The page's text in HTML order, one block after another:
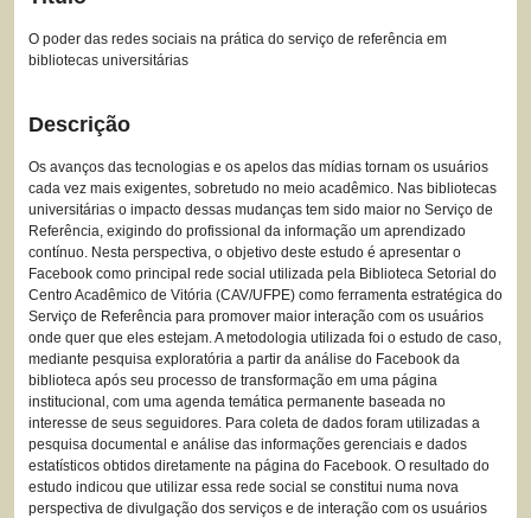
O poder das redes sociais na prática do serviço de referência em
bibliotecas universitárias
Descrição
Os avanços das tecnologias e os apelos das mídias tornam os usuários
cada vez mais exigentes, sobretudo no meio acadêmico. Nas bibliotecas
universitárias o impacto dessas mudanças tem sido maior no Serviço de
Referência, exigindo do profissional da informação um aprendizado
contínuo. Nesta perspectiva, o objetivo deste estudo é apresentar o
Facebook como principal rede social utilizada pela Biblioteca Setorial do
Centro Acadêmico de Vitória (CAV/UFPE) como ferramenta estratégica do
Serviço de Referência para promover maior interação com os usuários
onde quer que eles estejam. A metodologia utilizada foi o estudo de caso,
mediante pesquisa exploratória a partir da análise do Facebook da
biblioteca após seu processo de transformação em uma página
institucional, com uma agenda temática permanente baseada no
interesse de seus seguidores. Para coleta de dados foram utilizadas a
pesquisa documental e análise das informações gerenciais e dados
estatísticos obtidos diretamente na página do Facebook. O resultado do
estudo indicou que utilizar essa rede social se constitui numa nova
perspectiva de divulgação dos serviços e de interação com os usuários